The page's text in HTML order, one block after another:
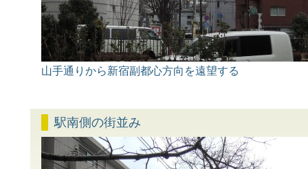
山手通りから新宿副都心方向を遠望する
駅南側の街並み